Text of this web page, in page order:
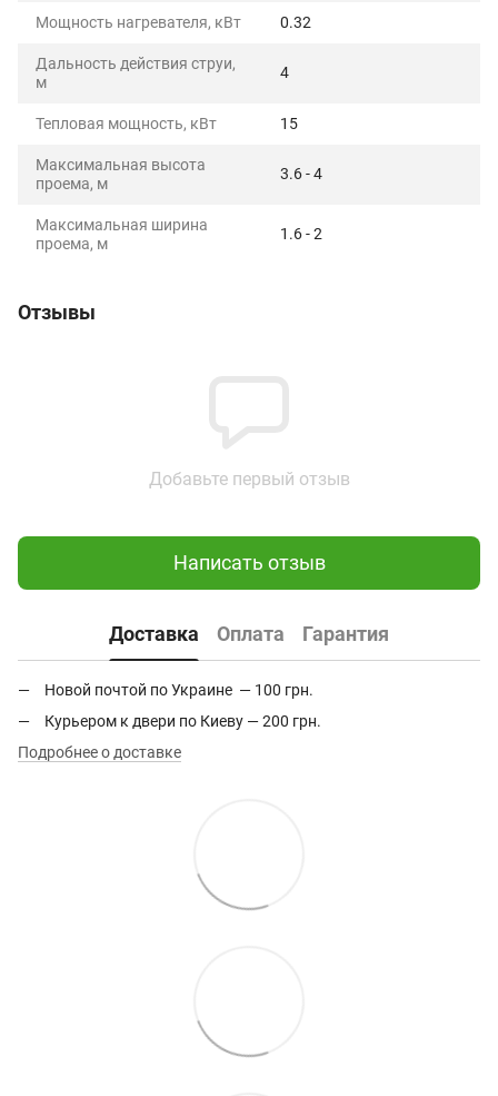
Мощность нагревателя, кВт 0.32
Дальность действия струи,
м
4
Тепловая мощность, кВт 15
Максимальная высота
проема, м
3.6 - 4
Максимальная ширина
проема, м
1.6 - 2
Отзывы
Добавьте первый отзыв
Написать отзыв
Доставка Оплата Гарантия
Новой почтой по Украине — 100 грн.
Курьером к двери по Киеву — 200 грн.
Подробнее о доставке